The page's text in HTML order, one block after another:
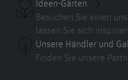
Ideen-Gärten
Besuchen Sie einen
lassen Sie sich
Unsere Händler und
Finden Sie unsere